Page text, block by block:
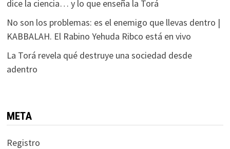
dice la ciencia… y lo que enseña la Torá
No son los problemas: es el enemigo que llevas dentro |
KABBALAH. El Rabino Yehuda Ribco está en vivo
La Torá revela qué destruye una sociedad desde
adentro
META
Registro